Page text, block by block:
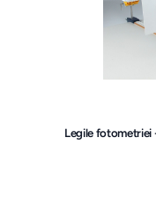
Legile fotometriei